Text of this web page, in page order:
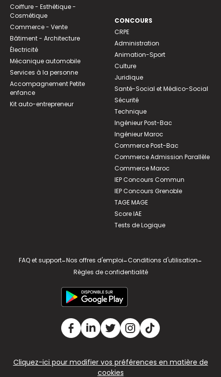
Coiffure - Esthétique -
Cosmétique
Commerce - Vente
Bâtiment - Architecture
Électricité
Mécanique automobile
Services à la personne
Accompagnement Petite
enfance
Kit auto-entrepreneur
CONCOURS
CRPE
Administration
Animation-Sport
Culture
Juridique
Santé-Social et Médico-Social
Sécurité
Technique
Ingénieur Post-Bac
Ingénieur Maroc
Commerce Post-Bac
Commerce Admission Parallèle
Commerce Maroc
IEP Concours Commun
IEP Concours Grenoble
TAGE MAGE
Score IAE
Tests de Logique
FAQ et support-Nos offres d'emploi-Conditions d'utilisation-
Règles de confidentialité
Cliquez-ici pour modifier vos préférences en matière de
cookies